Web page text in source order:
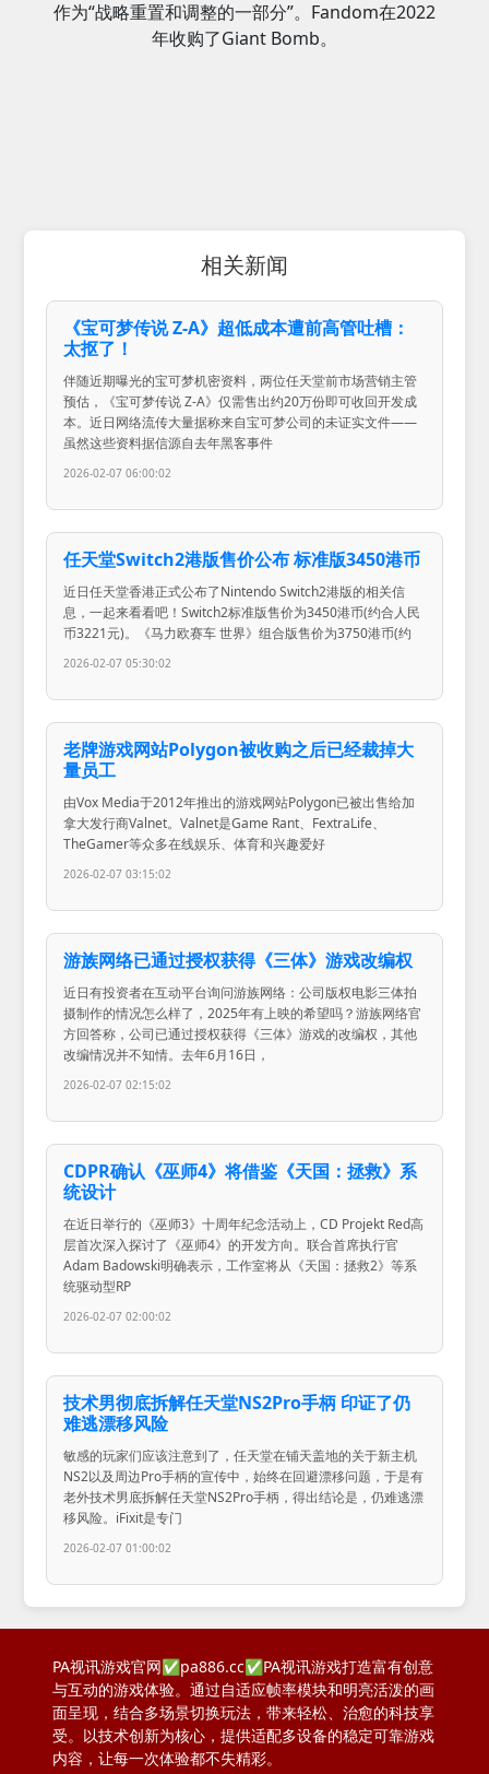
作为“战略重置和调整的一部分”。Fandom在2022
年收购了Giant Bomb。
相关新闻
《宝可梦传说 Z-A》超低成本遭前高管吐槽：
太抠了！
伴随近期曝光的宝可梦机密资料，两位任天堂前市场营销主管
预估，《宝可梦传说 Z-A》仅需售出约20万份即可收回开发成
本。近日网络流传大量据称来自宝可梦公司的未证实文件——
虽然这些资料据信源自去年黑客事件
2026-02-07 06:00:02
任天堂Switch2港版售价公布 标准版3450港币
近日任天堂香港正式公布了Nintendo Switch2港版的相关信
息，一起来看看吧！Switch2标准版售价为3450港币(约合人民
币3221元)。《马力欧赛车 世界》组合版售价为3750港币(约
2026-02-07 05:30:02
老牌游戏网站Polygon被收购之后已经裁掉大
量员工
由Vox Media于2012年推出的游戏网站Polygon已被出售给加
拿大发行商Valnet。Valnet是Game Rant、FextraLife、
TheGamer等众多在线娱乐、体育和兴趣爱好
2026-02-07 03:15:02
游族网络已通过授权获得《三体》游戏改编权
近日有投资者在互动平台询问游族网络：公司版权电影三体拍
摄制作的情况怎么样了，2025年有上映的希望吗？游族网络官
方回答称，公司已通过授权获得《三体》游戏的改编权，其他
改编情况并不知情。去年6月16日，
2026-02-07 02:15:02
CDPR确认《巫师4》将借鉴《天国：拯救》系
统设计
在近日举行的《巫师3》十周年纪念活动上，CD Projekt Red高
层首次深入探讨了《巫师4》的开发方向。联合首席执行官
Adam Badowski明确表示，工作室将从《天国：拯救2》等系
统驱动型RP
2026-02-07 02:00:02
技术男彻底拆解任天堂NS2Pro手柄 印证了仍
难逃漂移风险
敏感的玩家们应该注意到了，任天堂在铺天盖地的关于新主机
NS2以及周边Pro手柄的宣传中，始终在回避漂移问题，于是有
老外技术男底拆解任天堂NS2Pro手柄，得出结论是，仍难逃漂
移风险。iFixit是专门
2026-02-07 01:00:02
PA视讯游戏官网✅pa886.cc✅PA视讯游戏打造富有创意
与互动的游戏体验。通过自适应帧率模块和明亮活泼的画
面呈现，结合多场景切换玩法，带来轻松、治愈的科技享
受。以技术创新为核心，提供适配多设备的稳定可靠游戏
内容，让每一次体验都不失精彩。